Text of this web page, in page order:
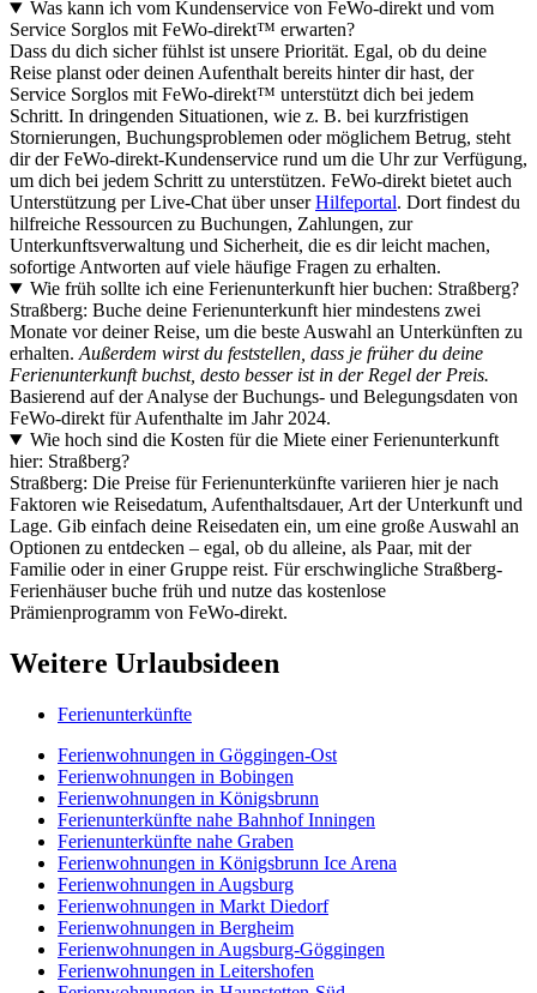
Was kann ich vom Kundenservice von FeWo-direkt und vom
Service Sorglos mit FeWo-direkt™ erwarten?
Dass du dich sicher fühlst ist unsere Priorität. Egal, ob du deine
Reise planst oder deinen Aufenthalt bereits hinter dir hast, der
Service Sorglos mit FeWo-direkt™ unterstützt dich bei jedem
Schritt. In dringenden Situationen, wie z. B. bei kurzfristigen
Stornierungen, Buchungsproblemen oder möglichem Betrug, steht
dir der FeWo-direkt-Kundenservice rund um die Uhr zur Verfügung,
um dich bei jedem Schritt zu unterstützen. FeWo-direkt bietet auch
Unterstützung per Live-Chat über unserHilfeportal. Dort findest du
hilfreiche Ressourcen zu Buchungen, Zahlungen, zur
Unterkunftsverwaltung und Sicherheit, die es dir leicht machen,
sofortige Antworten auf viele häufige Fragen zu erhalten.
Wie früh sollte ich eine Ferienunterkunft hier buchen: Straßberg?
Straßberg: Buche deine Ferienunterkunft hier mindestens zwei
Monate vor deiner Reise, um die beste Auswahl an Unterkünften zu
erhalten. Außerdem wirst du feststellen, dass je früher du deine
Ferienunterkunft buchst, desto besser ist in der Regel der Preis.
Basierend auf der Analyse der Buchungs- und Belegungsdaten von
FeWo-direkt für Aufenthalte im Jahr 2024.
Wie hoch sind die Kosten für die Miete einer Ferienunterkunft
hier: Straßberg?
Straßberg: Die Preise für Ferienunterkünfte variieren hier je nach
Faktoren wie Reisedatum, Aufenthaltsdauer, Art der Unterkunft und
Lage. Gib einfach deine Reisedaten ein, um eine große Auswahl an
Optionen zu entdecken – egal, ob du alleine, als Paar, mit der
Familie oder in einer Gruppe reist. Für erschwingliche Straßberg-
Ferienhäuser buche früh und nutze das kostenlose
Prämienprogramm von FeWo-direkt.
Weitere Urlaubsideen
Ferienunterkünfte
Ferienwohnungen in Göggingen-Ost
Ferienwohnungen in Bobingen
Ferienwohnungen in Königsbrunn
Ferienunterkünfte nahe Bahnhof Inningen
Ferienunterkünfte nahe Graben
Ferienwohnungen in Königsbrunn Ice Arena
Ferienwohnungen in Augsburg
Ferienwohnungen in Markt Diedorf
Ferienwohnungen in Bergheim
Ferienwohnungen in Augsburg-Göggingen
Ferienwohnungen in Leitershofen